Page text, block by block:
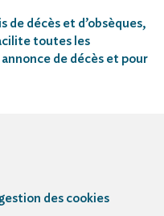
de décès et d’obsèques,
toutes les
de décès et pour
des cookies